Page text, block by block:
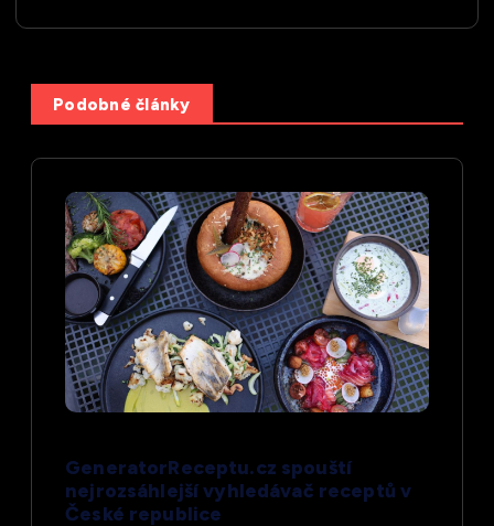
a
c
e
Podobné články
GeneratorReceptu.cz spouští
nejrozsáhlejší vyhledávač receptů v
České republice